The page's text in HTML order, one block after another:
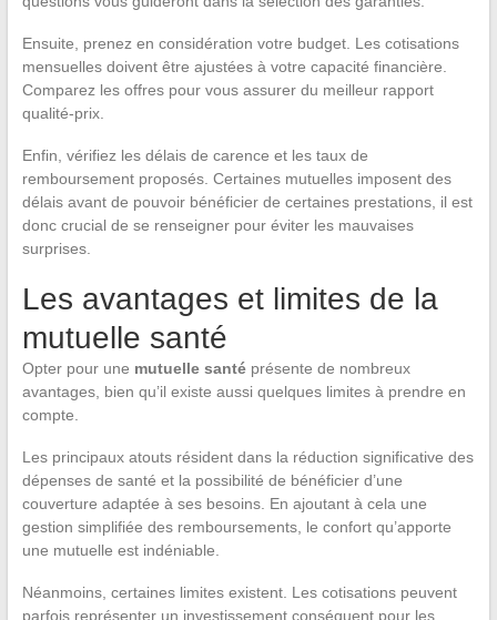
Ensuite, prenez en considération votre budget. Les cotisations
mensuelles doivent être ajustées à votre capacité financière.
Comparez les offres pour vous assurer du meilleur rapport
qualité-prix.
Enfin, vérifiez les délais de carence et les taux de
remboursement proposés. Certaines mutuelles imposent des
délais avant de pouvoir bénéficier de certaines prestations, il est
donc crucial de se renseigner pour éviter les mauvaises
surprises.
Les avantages et limites de la
mutuelle santé
Opter pour une mutuelle santéprésente de nombreux
avantages, bien qu’il existe aussi quelques limites à prendre en
compte.
Les principaux atouts résident dans la réduction significative des
dépenses de santé et la possibilité de bénéficier d’une
couverture adaptée à ses besoins. En ajoutant à cela une
gestion simplifiée des remboursements, le confort qu’apporte
une mutuelle est indéniable.
Néanmoins, certaines limites existent. Les cotisations peuvent
parfois représenter un investissement conséquent pour les